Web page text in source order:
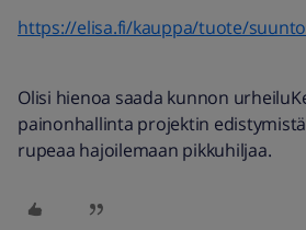
https://elisa.fi/kauppa/tuote/
Olisi hienoa saada kunnon urheilu
painonhallinta projektin
rupeaa hajoilemaan pikkuhiljaa.